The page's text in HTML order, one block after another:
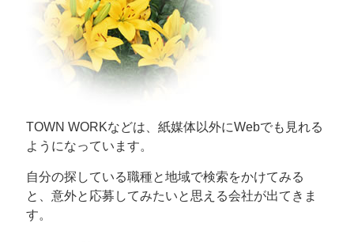
TOWN WORKなどは、紙媒体以外にWebでも見れる
ようになっています。
自分の探している職種と地域で検索をかけてみる
と、意外と応募してみたいと思える会社が出てきま
す。